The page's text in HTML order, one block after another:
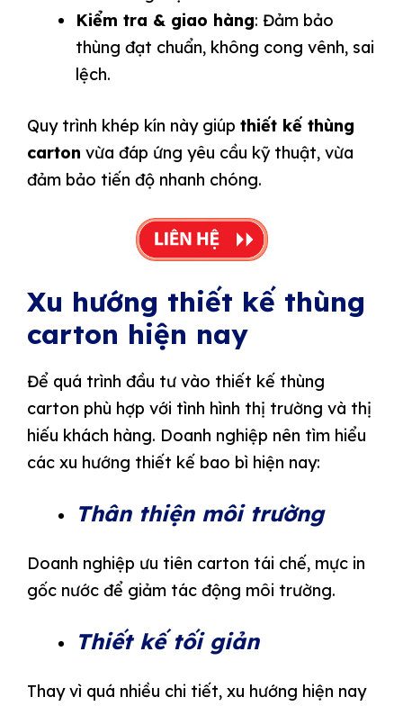
Kiểm tra & giao hàng: Đảm bảo
thùng đạt chuẩn, không cong vênh, sai
lệch.
Quy trình khép kín này giúp thiết kế thùng
carton vừa đáp ứng yêu cầu kỹ thuật, vừa
đảm bảo tiến độ nhanh chóng.
Xu hướng thiết kế thùng
carton hiện nay
Để quá trình đầu tư vào thiết kế thùng
carton phù hợp với tình hình thị trường và thị
hiếu khách hàng. Doanh nghiệp nên tìm hiểu
các xu hướng thiết kế bao bì hiện nay:
Thân thiện môi trường
Doanh nghiệp ưu tiên carton tái chế, mực in
gốc nước để giảm tác động môi trường.
Thiết kế tối giản
Thay vì quá nhiều chi tiết, xu hướng hiện nay